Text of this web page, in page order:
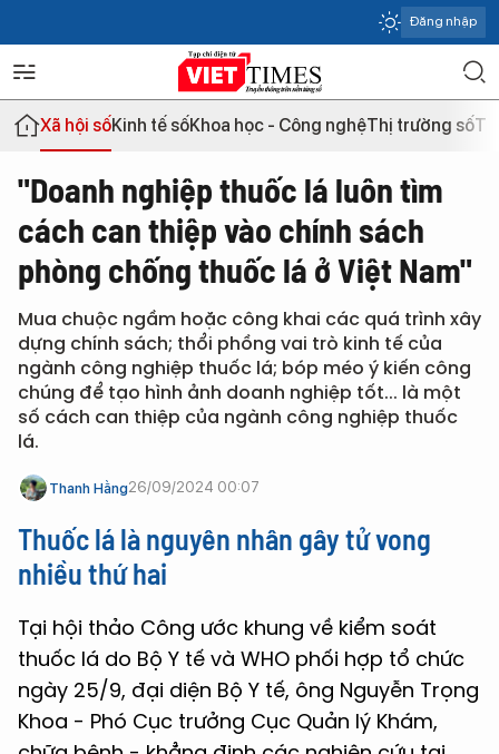
Đăng nhập
Xã hội sốKinh tế sốKhoa học - Công nghệThị trường số
"Doanh nghiệp thuốc lá luôn tìm
cách can thiệp vào chính sách
phòng chống thuốc lá ở Việt Nam"
Mua chuộc ngầm hoặc công khai các quá trình xây
dựng chính sách; thổi phồng vai trò kinh tế của
ngành công nghiệp thuốc lá; bóp méo ý kiến công
chúng để tạo hình ảnh doanh nghiệp tốt... là một
số cách can thiệp của ngành công nghiệp thuốc
lá.
Thanh Hằng26/09/2024 00:07
Thuốc lá là nguyên nhân gây tử vong
nhiều thứ hai
Tại hội thảo Công ước khung về kiểm soát
thuốc lá do Bộ Y tế và WHO phối hợp tổ chức
ngày 25/9, đại diện Bộ Y tế, ông Nguyễn Trọng
Khoa - Phó Cục trưởng Cục Quản lý Khám,